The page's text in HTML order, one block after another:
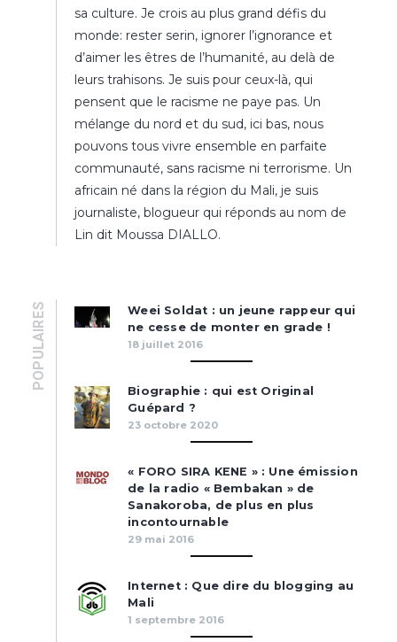
sa culture. Je crois au plus grand défis du
monde: rester serin, ignorer l’ignorance et
d’aimer les êtres de l’humanité, au delà de
leurs trahisons. Je suis pour ceux-là, qui
pensent que le racisme ne paye pas. Un
mélange du nord et du sud, ici bas, nous
pouvons tous vivre ensemble en parfaite
communauté, sans racisme ni terrorisme. Un
africain né dans la région du Mali, je suis
journaliste, blogueur qui réponds au nom de
Lin dit Moussa DIALLO.
POPULAIRES
Weei Soldat : un jeune rappeur qui
ne cesse de monter en grade !
18 juillet 2016
Biographie : qui est Original
Guépard ?
23 octobre 2020
« FORO SIRA KENE » : Une émission
de la radio « Bembakan » de
Sanakoroba, de plus en plus
incontournable
29 mai 2016
Internet : Que dire du blogging au
Mali
1 septembre 2016